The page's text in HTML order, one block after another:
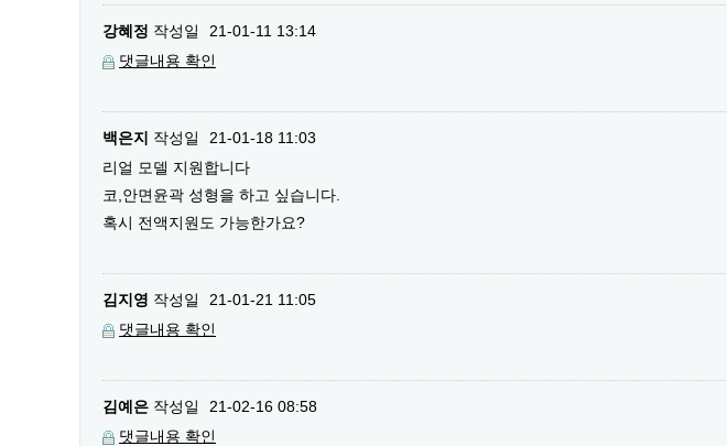
강혜정 작성일
21-01-11 13:14
댓글내용 확인
백은지 작성일
21-01-18 11:03
리얼 모델 지원합니다
코,안면윤곽 성형을 하고 싶습니다.
혹시 전액지원도 가능한가요?
김지영 작성일
21-01-21 11:05
댓글내용 확인
김예은 작성일
21-02-16 08:58
댓글내용 확인